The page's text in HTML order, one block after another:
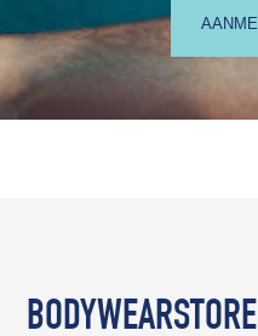
BODYWEARSTORE